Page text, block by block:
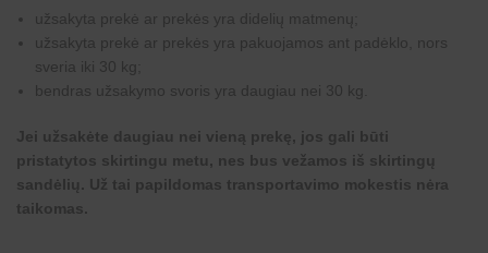
užsakyta prekė ar prekės yra didelių matmenų;
užsakyta prekė ar prekės yra pakuojamos ant padėklo, nors
sveria iki 30 kg;
bendras užsakymo svoris yra daugiau nei 30 kg.
Jei užsakėte daugiau nei vieną prekę, jos gali būti
pristatytos skirtingu metu, nes bus vežamos iš skirtingų
sandėlių. Už tai papildomas transportavimo mokestis nėra
taikomas.